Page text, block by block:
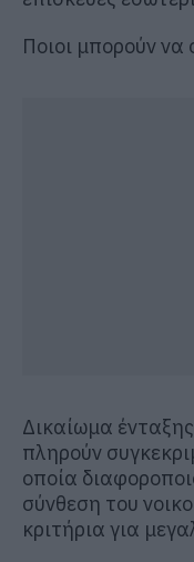
Ποιοι μπορούν
Δικαίωμα
πληρούν
οποία
σύνθεση του
κριτήρια για